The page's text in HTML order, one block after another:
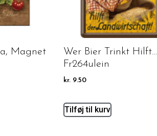
Magnet
Wer Bier Trinkt Hilft…
Fr264ulein
kr. 9.50
Tilføj til kurv